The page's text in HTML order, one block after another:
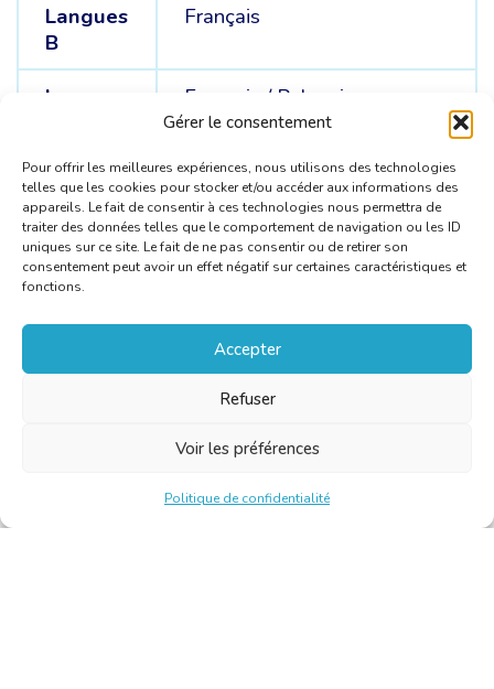
Gérer le consentement
Pour offrir les meilleures expériences, nous utilisons des technologies
telles que les cookies pour stocker et/ou accéder aux informations des
appareils. Le fait de consentir à ces technologies nous permettra de
traiter des données telles que le comportement de navigation ou les ID
uniques sur ce site. Le fait de ne pas consentir ou de retirer son
consentement peut avoir un effet négatif sur certaines caractéristiques et
fonctions.
Accepter
Refuser
Voir les préférences
Politique de confidentialité
Langues
B
Français
Langues
Français / Polonais